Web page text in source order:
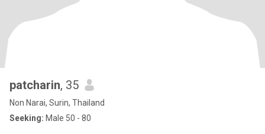
patcharin, 35
Non Narai, Surin, Thailand
Seeking: Male 50 - 80